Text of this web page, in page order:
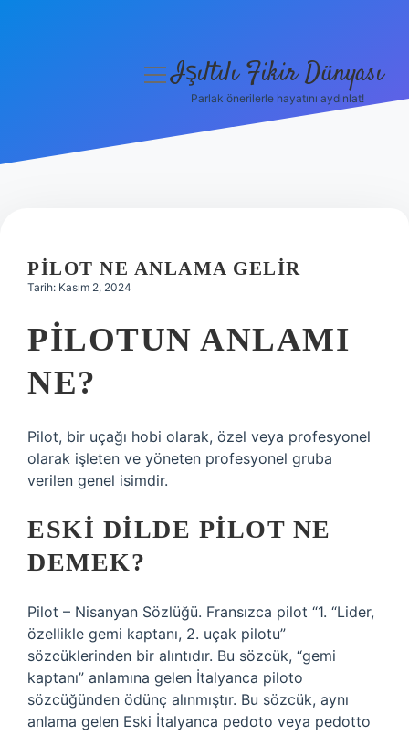
menüyüIşıltılı Fikir Dünyası
Parlak önerilerle hayatını aydınlat!
PILOT NE ANLAMA GELIR
Tarih: Kasım 2, 2024
PILOTUN ANLAMI
NE?
Pilot, bir uçağı hobi olarak, özel veya profesyonel
olarak işleten ve yöneten profesyonel gruba
verilen genel isimdir.
ESKI DILDE PILOT NE
DEMEK?
Pilot – Nisanyan Sözlüğü. Fransızca pilot “1. “Lider,
özellikle gemi kaptanı, 2. uçak pilotu”
sözcüklerinden bir alıntıdır. Bu sözcük, “gemi
kaptanı” anlamına gelen İtalyanca piloto
sözcüğünden ödünç alınmıştır. Bu sözcük, aynı
anlama gelen Eski İtalyanca pedoto veya pedotto